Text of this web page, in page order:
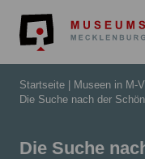
Startseite Museen in M-V
Die Suche nach der
Die Suche